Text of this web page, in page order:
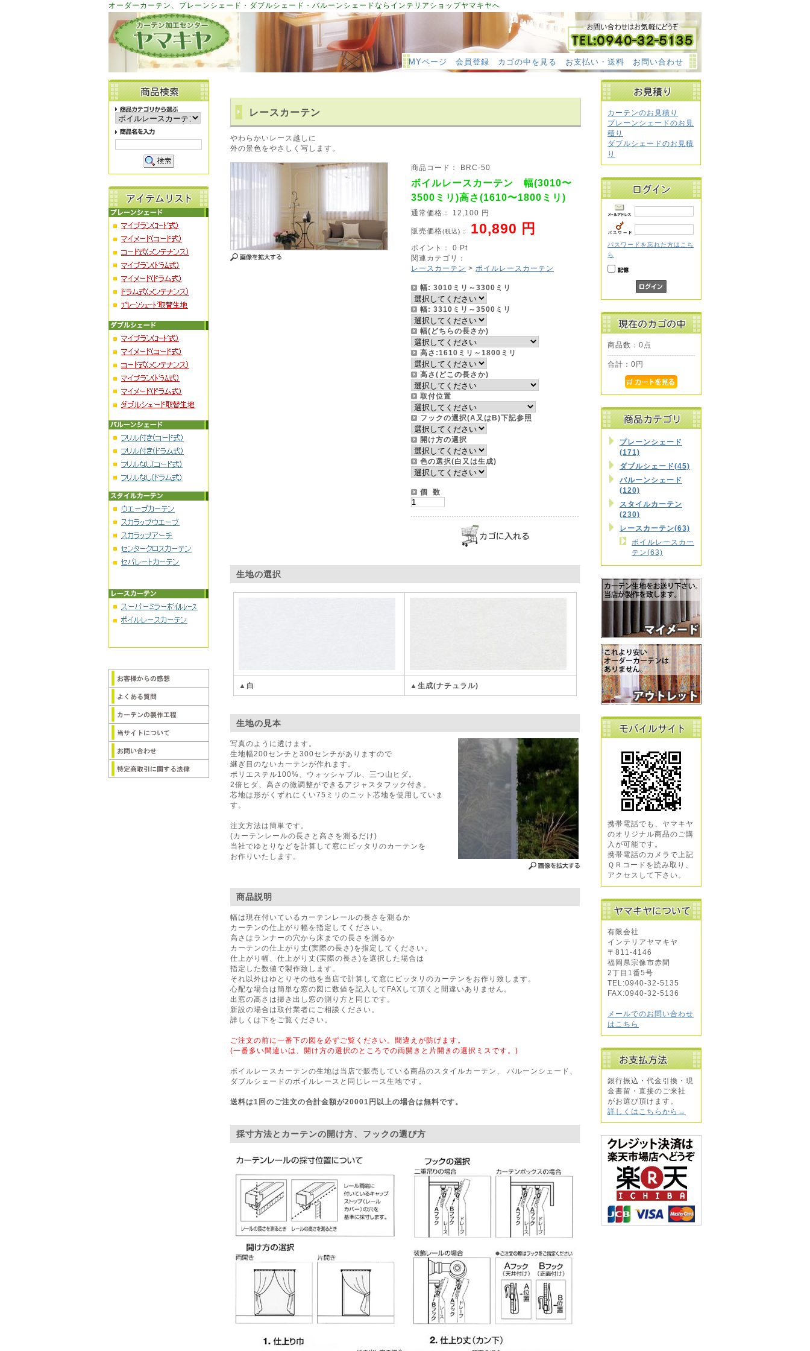
オーダーカーテン、プレーンシェード・ダブルシェード・バルーンシェードならインテリアショップヤマキヤへ
MYページ 会員登録 カゴの中を見る お支払い・送料 お問い合わせ
レースカーテン
やわらかいレース越しに
外の景色をやさしく写します。
商品コード： BRC-50
ボイルレースカーテン 幅(3010〜
3500ミリ)高さ(1610〜1800ミリ)
通常価格： 12,100 円
販売価格(税込) ： 10,890 円
ポイント： 0 Pt
関連カテゴリ：
レースカーテン > ボイルレースカーテン
幅: 3010ミリ～3300ミリ
幅: 3310ミリ～3500ミリ
幅(どちらの長さか)
高さ:1610ミリ～1800ミリ
高さ(どこの長さか)
取付位置
フックの選択(A又はB)下記参照
開け方の選択
色の選択(白又は生成)
個 数
生地の選択
▲白 ▲生成(ナチュラル)
生地の見本
写真のように透けます。
生地幅200センチと300センチがありますので
継ぎ目のないカーテンが作れます。
ポリエステル100%、ウォッシャブル、三つ山ヒダ。
2倍ヒダ、高さの微調整ができるアジャスタフック付き。
芯地は形がくずれにくい75ミリのニット芯地を使用していま
す。
注文方法は簡単です。
(カーテンレールの長さと高さを測るだけ)
当社でゆとりなどを計算して窓にピッタリのカーテンを
お作りいたします。
商品説明
幅は現在付いているカーテンレールの長さを測るか
カーテンの仕上がり幅を指定してください。
高さはランナーの穴から床までの長さを測るか
カーテンの仕上がり丈(実際の長さ)を指定してください。
仕上がり幅、仕上がり丈(実際の長さ)を選択した場合は
指定した数値で製作致します。
それ以外はゆとりその他を当店で計算して窓にピッタリのカーテンをお作り致します。
心配な場合は簡単な窓の図に数値を記入してFAXして頂くと間違いありません。
出窓の高さは掃き出し窓の測り方と同じです。
新設の場合は取付業者にご相談ください。
詳しくは下をご覧ください。
ご注文の前に一番下の図を必ずご覧ください。間違えが防げます。
(一番多い間違いは、開け方の選択のところでの両開きと片開きの選択ミスです。)
ボイルレースカーテンの生地は当店で販売している商品のスタイルカーテン、 バルーンシェード、
ダブルシェードのボイルレースと同じレース生地です。
送料は1回のご注文の合計金額が20001円以上の場合は無料です。
採寸方法とカーテンの開け方、フックの選び方
カーテンのお見積り
プレーンシェードのお見
積り
ダブルシェードのお見積
り
パスワードを忘れた方はこち
ら
商品数：0点
合計： 0円
プレーンシェード
(171)
ダブルシェード(45)
バルーンシェード
(120)
スタイルカーテン
(230)
レースカーテン(63)
ボイルレースカー
テン(63)
携帯電話でも、ヤマキヤ
のオリジナル商品のご購
入が可能です。
携帯電話のカメラで上記
ＱＲコードを読み取り、
アクセスして下さい。
有限会社
インテリアヤマキヤ
〒811-4146
福岡県宗像市赤間
2丁目1番5号
TEL:0940-32-5135
FAX:0940-32-5136
メールでのお問い合わせ
はこちら
銀行振込・代金引換・現
金書留・直接のご来社
がお選び頂けます。
詳しくはこちらから→